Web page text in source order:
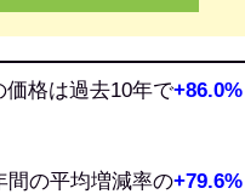
価格は過去10年で+86.0%
間の平均増減率の+79.6%